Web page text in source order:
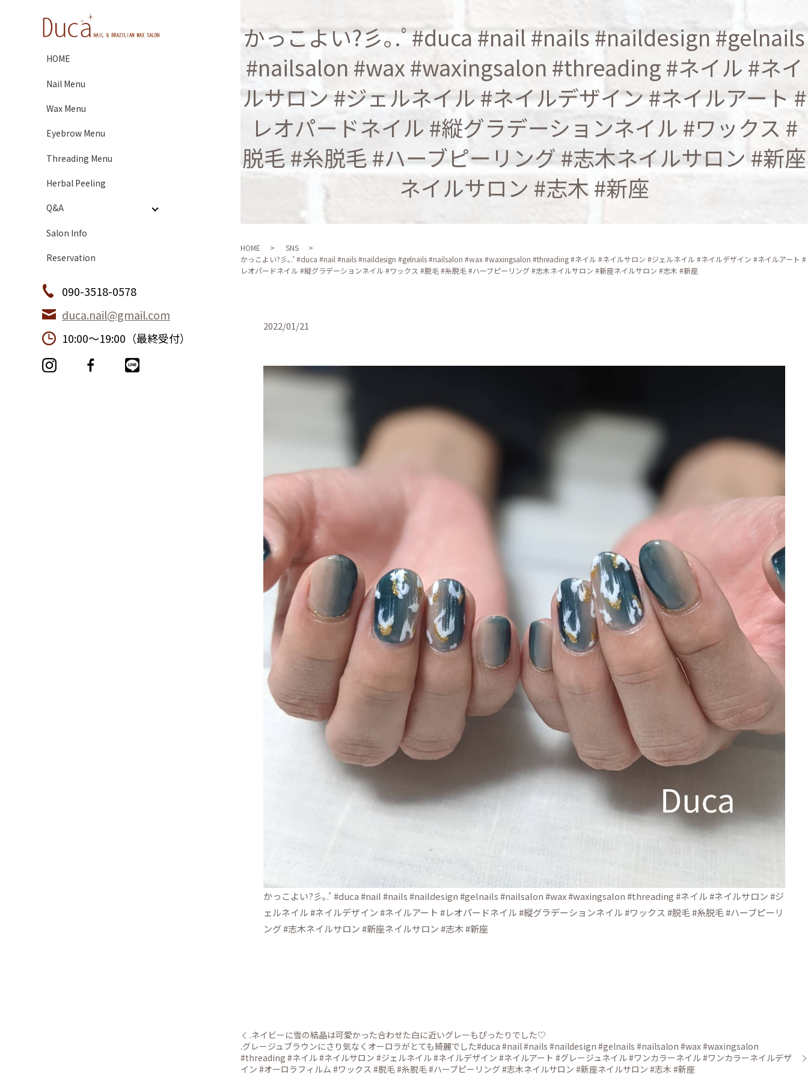
HOME
Nail Menu
Wax Menu
Eyebrow Menu
Threading Menu
Herbal Peeling
Q&A
Salon Info
Reservation
090-3518-0578
duca.nail@gmail.com
10:00〜19:00（最終受付）
かっこよい?彡｡.ﾟ#duca #nail #nails #naildesign #gelnails
#nailsalon #wax #waxingsalon #threading #ネイル #ネイ
ルサロン #ジェルネイル #ネイルデザイン #ネイルアート #
レオパードネイル #縦グラデーションネイル #ワックス #
脱毛 #糸脱毛 #ハーブピーリング #志木ネイルサロン #新座
ネイルサロン #志木 #新座
HOME
SNS
かっこよい?彡｡.ﾟ#duca #nail #nails #naildesign #gelnails #nailsalon #wax #waxingsalon #threading #ネイル #ネイルサロン #ジェルネイル #ネイルデザイン #ネイルアート #
レオパードネイル #縦グラデーションネイル #ワックス #脱毛 #糸脱毛 #ハーブピーリング #志木ネイルサロン #新座ネイルサロン #志木 #新座
2022/01/21
かっこよい?彡｡.ﾟ#duca #nail #nails #naildesign #gelnails #nailsalon #wax #waxingsalon #threading #ネイル #ネイルサロン #ジ
ェルネイル #ネイルデザイン #ネイルアート #レオパードネイル #縦グラデーションネイル #ワックス #脱毛 #糸脱毛 #ハーブピーリ
ング #志木ネイルサロン #新座ネイルサロン #志木 #新座
.ネイビーに雪の結晶は可愛かった合わせた白に近いグレーもぴったりでした♡
.グレージュブラウンにさり気なくオーロラがとても綺麗でした#duca #nail #nails #naildesign #gelnails #nailsalon #wax #waxingsalon
#threading #ネイル #ネイルサロン #ジェルネイル #ネイルデザイン #ネイルアート #グレージュネイル #ワンカラーネイル #ワンカラーネイルデザ
イン #オーロラフィルム #ワックス #脱毛 #糸脱毛 #ハーブピーリング #志木ネイルサロン #新座ネイルサロン #志木 #新座